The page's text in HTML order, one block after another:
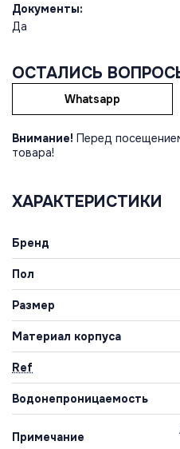
Документы:
Да
ОСТАЛИСЬ
Whatsapp
Внимание! Перед
товара!
ХАРАКТЕРИСТИКИ
Бренд
Пол
Размер
Материал корпуса
Ref
Водонепроницаемость
Примечание